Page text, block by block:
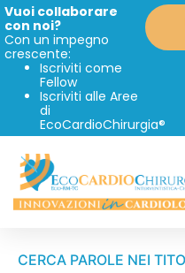
Vuoi collaborare
con noi?
Con un impegno
crescente:
Iscriviti come
Fellow
Iscriviti alle Aree
di
EcoCardioChirurgia®
CERCA PAROLE NEI